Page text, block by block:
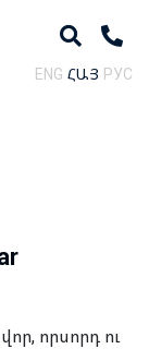
ENG ՀԱՅ РУС
որսորդ ու